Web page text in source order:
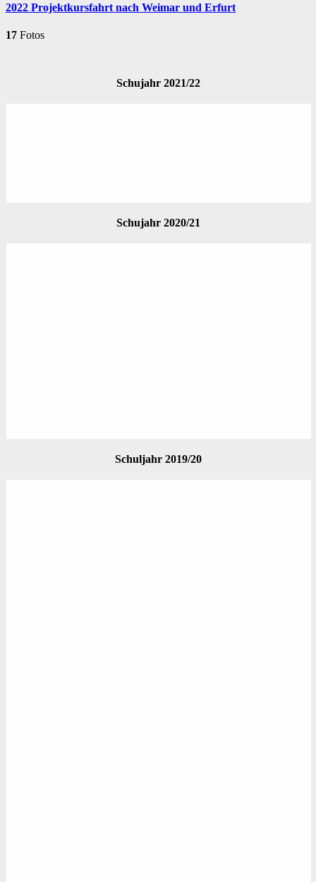
2022 Projektkursfahrt nach Weimar und Erfurt
17 Fotos
Schujahr 2021/22
Schujahr 2020/21
Schuljahr 2019/20